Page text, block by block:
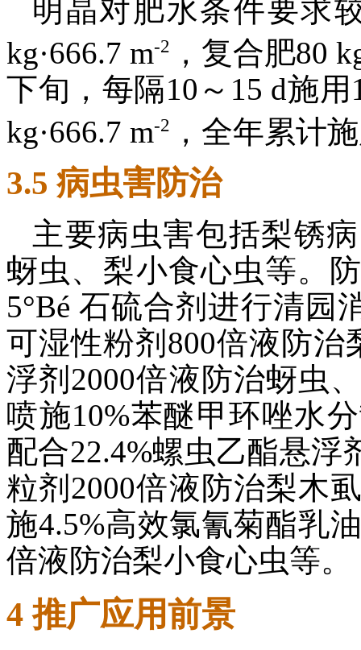
明晶对肥水条件要求
kg·666.7 m-2
，复合肥80
下旬，每隔10～15 d施
kg·666.7 m-2 ，全年累计
3.5 病虫害防治
主要病虫害包括梨锈
蚜虫、梨小食心虫等。
5°Bé 石硫合剂进行清园
可湿性粉剂800倍液防治
浮剂2000倍液防治蚜虫
喷施10%苯醚甲环唑水
配合22.4%螺虫乙酯悬浮
粒剂2000倍液防治梨木
施4.5%高效氯氰菊酯乳
倍液防治梨小食心虫等。
4 推广应用前景